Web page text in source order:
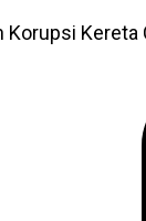
Korupsi